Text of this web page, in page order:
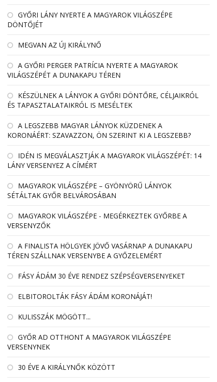
GYŐRI LÁNY NYERTE A MAGYAROK VILÁGSZÉPE
DÖNTŐJÉT
MEGVAN AZ ÚJ KIRÁLYNŐ
A GYŐRI PERGER PATRÍCIA NYERTE A MAGYAROK
VILÁGSZÉPÉT A DUNAKAPU TÉREN
KÉSZÜLNEK A LÁNYOK A GYŐRI DÖNTŐRE, CÉLJAIKRÓL
ÉS TAPASZTALATAIKRÓL IS MESÉLTEK
A LEGSZEBB MAGYAR LÁNYOK KÜZDENEK A
KORONÁÉRT: SZAVAZZON, ÖN SZERINT KI A LEGSZEBB?
IDÉN IS MEGVÁLASZTJÁK A MAGYAROK VILÁGSZÉPÉT: 14
LÁNY VERSENYEZ A CÍMÉRT
MAGYAROK VILÁGSZÉPE – GYÖNYÖRŰ LÁNYOK
SÉTÁLTAK GYŐR BELVÁROSÁBAN
MAGYAROK VILÁGSZÉPE - MEGÉRKEZTEK GYŐRBE A
VERSENYZŐK
A FINALISTA HÖLGYEK JÖVŐ VASÁRNAP A DUNAKAPU
TÉREN SZÁLLNAK VERSENYBE A GYŐZELEMÉRT
FÁSY ÁDÁM 30 ÉVE RENDEZ SZÉPSÉGVERSENYEKET
ELBITOROLTÁK FÁSY ÁDÁM KORONÁJÁT!
KULISSZÁK MÖGÖTT...
GYŐR AD OTTHONT A MAGYAROK VILÁGSZÉPE
VERSENYNEK
30 ÉVE A KIRÁLYNŐK KÖZÖTT